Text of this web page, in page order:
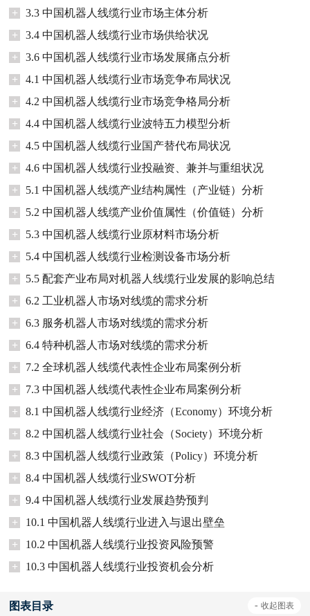
+
3.3 中国机器人线缆行业市场主体分析
+
3.4 中国机器人线缆行业市场供给状况
+
3.6 中国机器人线缆行业市场发展痛点分析
+
4.1 中国机器人线缆行业市场竞争布局状况
+
4.2 中国机器人线缆行业市场竞争格局分析
+
4.4 中国机器人线缆行业波特五力模型分析
+
4.5 中国机器人线缆行业国产替代布局状况
+
4.6 中国机器人线缆行业投融资、兼并与重组状况
+
5.1 中国机器人线缆产业结构属性（产业链）分析
+
5.2 中国机器人线缆产业价值属性（价值链）分析
+
5.3 中国机器人线缆行业原材料市场分析
+
5.4 中国机器人线缆行业检测设备市场分析
+
5.5 配套产业布局对机器人线缆行业发展的影响总结
+
6.2 工业机器人市场对线缆的需求分析
+
6.3 服务机器人市场对线缆的需求分析
+
6.4 特种机器人市场对线缆的需求分析
+
7.2 全球机器人线缆代表性企业布局案例分析
+
7.3 中国机器人线缆代表性企业布局案例分析
+
8.1 中国机器人线缆行业经济（Economy）环境分析
+
8.2 中国机器人线缆行业社会（Society）环境分析
+
8.3 中国机器人线缆行业政策（Policy）环境分析
+
8.4 中国机器人线缆行业SWOT分析
+
9.4 中国机器人线缆行业发展趋势预判
+
10.1 中国机器人线缆行业进入与退出壁垒
+
10.2 中国机器人线缆行业投资风险预警
+
10.3 中国机器人线缆行业投资机会分析
图表目录 - 收起图表